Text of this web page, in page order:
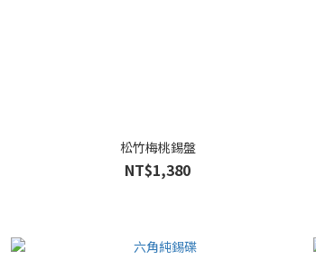
松竹梅桃錫盤
NT$1,380